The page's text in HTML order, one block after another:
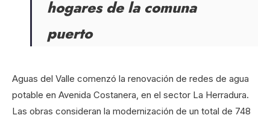
hogares de la comuna
puerto
Aguas del Valle comenzó la renovación de redes de agua
potable en Avenida Costanera, en el sector La Herradura.
Las obras consideran la modernización de un total de 748